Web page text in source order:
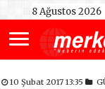
8 Ağustos 2026
10 Şubat 2017 13:35